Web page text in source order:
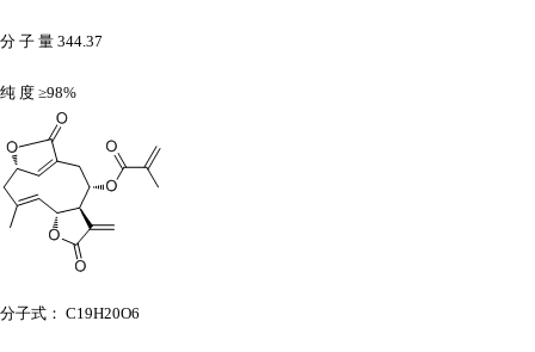
分 子 量 344.37
纯 度 ≥98%
分子式： C19H20O6